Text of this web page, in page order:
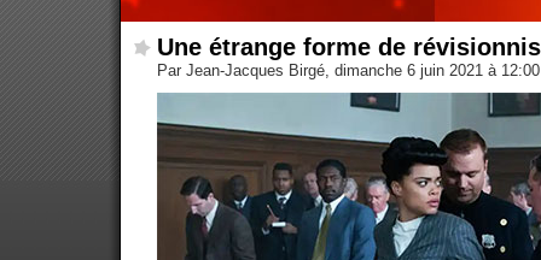
Une étrange forme de
Par Jean-Jacques Birgé, dimanche 6 juin 2021 à